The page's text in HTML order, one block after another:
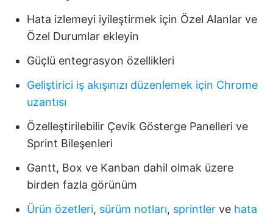
Hata izlemeyi iyileştirmek için Özel Alanlar ve
Özel Durumlar ekleyin
Güçlü entegrasyon özellikleri
Geliştirici iş akışınızı düzenlemek için Chrome
uzantısı
Özelleştirilebilir Çevik Gösterge Panelleri ve
Sprint Bileşenleri
Gantt, Box ve Kanban dahil olmak üzere
birden fazla görünüm
Ürün özetleri, sürüm notları, sprintler ve hata